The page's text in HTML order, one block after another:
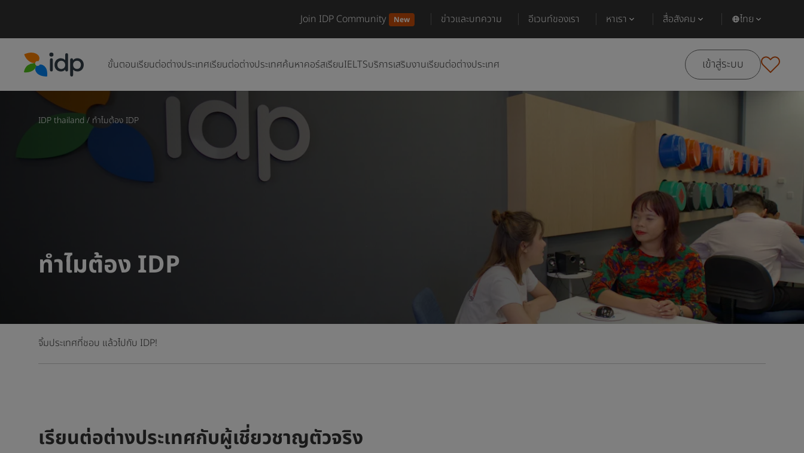
Join IDP Community New ข่าวและบทความ อีเวนท์ของเรา หาเรา สื่อสังคม ไทย
ขั้นตอนเรียนต่อต่างประเทศเรียนต่อต่างประเทศค้นหาคอร์สเรียนIELTSบริการเสริมงานเรียนต่อต่างประเทศ เข้าสู่ระบบ
IDP thailand / ทำไมต้อง IDP
ทำไมต้อง IDP
จิ้มประเทศที่ชอบ แล้วไปกับ IDP!
เรียนต่อต่างประเทศกับผู้เชี่ยวชาญตัวจริง